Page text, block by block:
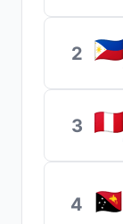
2
3
4